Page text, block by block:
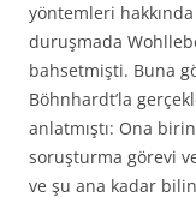
yöntemleri
duruşmada
bahsetmişti. Buna
Böhnhardt’la
anlatmıştı: Ona
soruşturma görevi
ve şu ana kadar